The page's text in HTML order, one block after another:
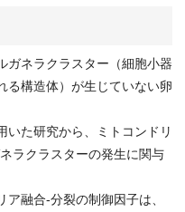
ガネラクラスター（細胞小器
る構造体）が生じていない卵
いた研究から、ミトコンドリ
ラクラスターの発生に関与
融合-分裂の制御因子は、